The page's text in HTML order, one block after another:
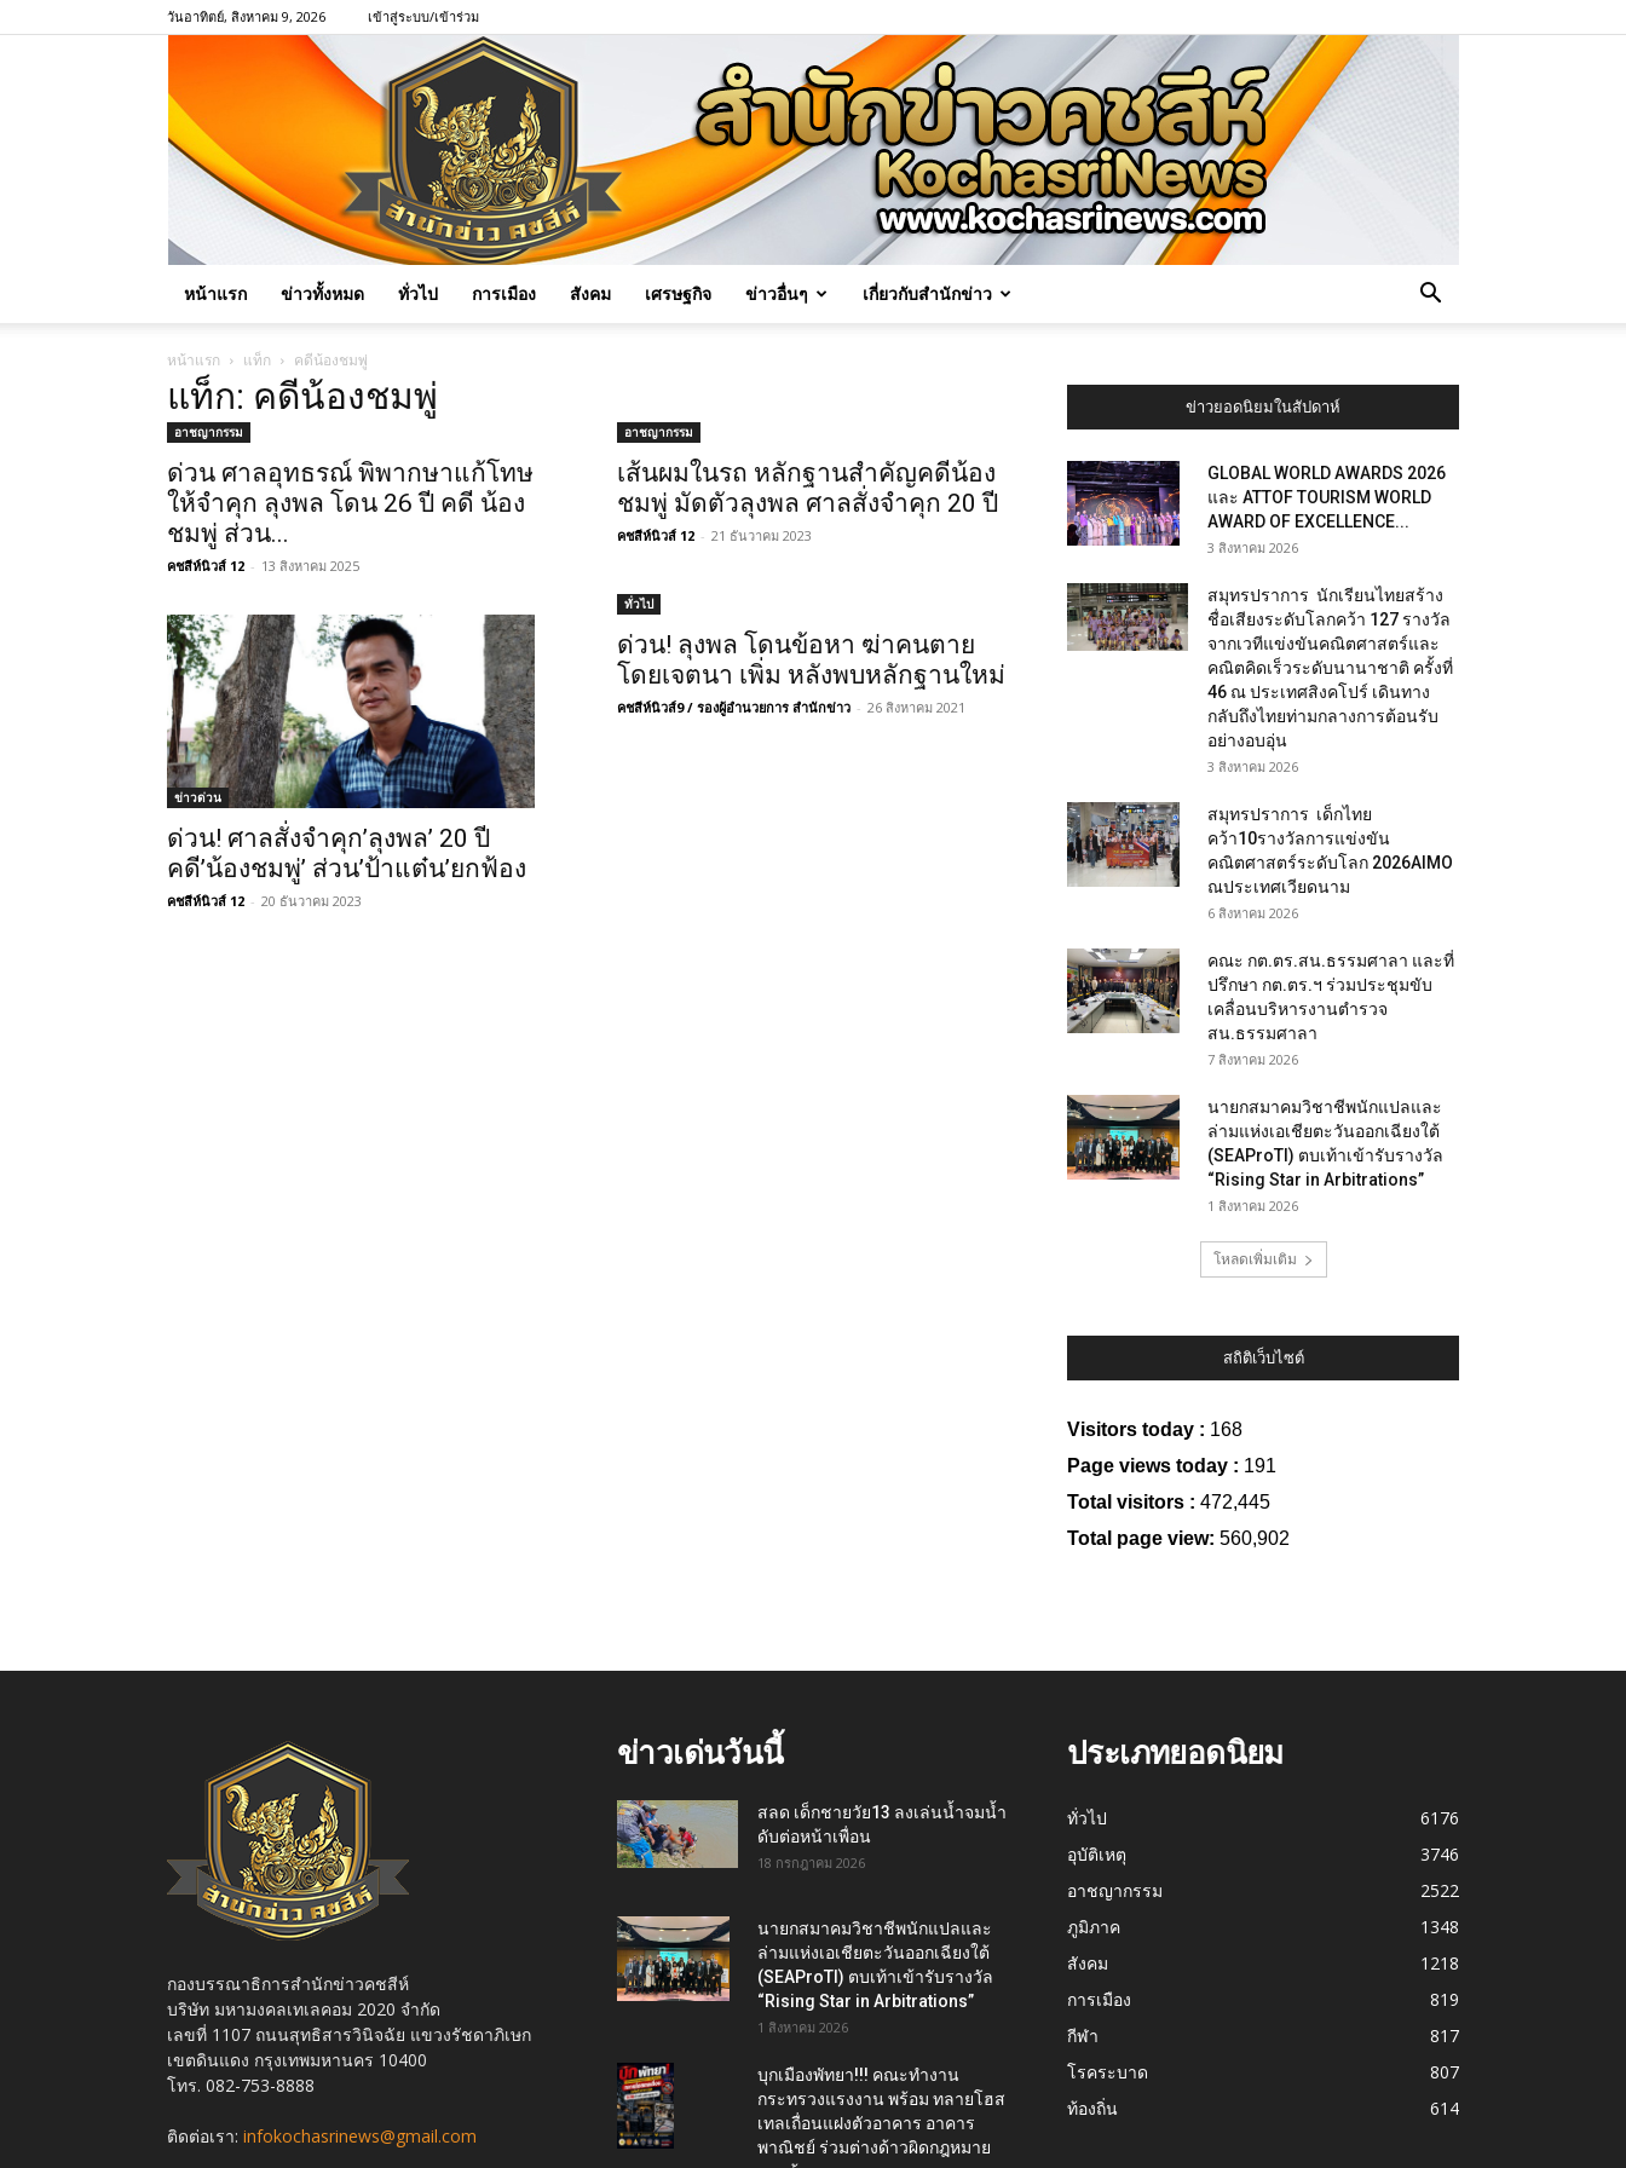
วันอาทิตย์, สิงหาคม 9, 2026 เข้าสู่ระบบ/เข้าร่วม
News
หน้าแรก ข่าวทั้งหมด ทั่วไป การเมือง สังคม เศรษฐกิจ ข่าวอื่นๆ เกี่ยวกับสำนักข่าว
หน้าแรก แท็ก คดีน้องชมพู่
แท็ก: คดีน้องชมพู่
อาชญากรรม
ด่วน ศาลอุทธรณ์ พิพากษาแก้โทษ
ให้จำคุก ลุงพล โดน 26 ปี คดี น้อง
ชมพู่ ส่วน...
คชสีห์นิวส์ 12 - 13 สิงหาคม 2025
อาชญากรรม
เส้นผมในรถ หลักฐานสำคัญคดีน้อง
ชมพู่ มัดตัวลุงพล ศาลสั่งจำคุก 20 ปี
คชสีห์นิวส์ 12 - 21 ธันวาคม 2023
ข่าวด่วน
ด่วน! ศาลสั่งจำคุก’ลุงพล’ 20 ปี
คดี’น้องชมพู่’ ส่วน’ป้าแต๋น’ยกฟ้อง
คชสีห์นิวส์ 12 - 20 ธันวาคม 2023
ทั่วไป
ด่วน! ลุงพล โดนข้อหา ฆ่าคนตาย
โดยเจตนา เพิ่ม หลังพบหลักฐานใหม่
คชสีห์นิวส์9 / รองผู้อำนวยการ สำนักข่าว - 26 สิงหาคม 2021
ข่าวยอดนิยมในสัปดาห์
GLOBAL WORLD AWARDS 2026
และ ATTOF TOURISM WORLD
AWARD OF EXCELLENCE...
3 สิงหาคม 2026
สมุทรปราการ นักเรียนไทยสร้าง
ชื่อเสียงระดับโลกคว้า 127 รางวัล
จากเวทีแข่งขันคณิตศาสตร์และ
คณิตคิดเร็วระดับนานาชาติ ครั้งที่
46 ณ ประเทศสิงคโปร์ เดินทาง
กลับถึงไทยท่ามกลางการต้อนรับ
อย่างอบอุ่น
3 สิงหาคม 2026
สมุทรปราการ เด็กไทย
คว้า10รางวัลการแข่งขัน
คณิตศาสตร์ระดับโลก 2026AIMO
ณประเทศเวียดนาม
6 สิงหาคม 2026
คณะ กต.ตร.สน.ธรรมศาลา และที่
ปรึกษา กต.ตร.ฯ ร่วมประชุมขับ
เคลื่อนบริหารงานตำรวจ
สน.ธรรมศาลา
7 สิงหาคม 2026
นายกสมาคมวิชาชีพนักแปลและ
ล่ามแห่งเอเชียตะวันออกเฉียงใต้
(SEAProTI) ตบเท้าเข้ารับรางวัล
“Rising Star in Arbitrations”
1 สิงหาคม 2026
โหลดเพิ่มเติม
สถิติเว็บไซต์
Visitors today : 168
Page views today : 191
Total visitors : 472,445
Total page view: 560,902
กองบรรณาธิการสำนักข่าวคชสีห์
บริษัท มหามงคลเทเลคอม 2020 จำกัด
เลขที่ 1107 ถนนสุทธิสารวินิจฉัย แขวงรัชดาภิเษก
เขตดินแดง กรุงเทพมหานคร 10400
โทร. 082-753-8888
ติดต่อเรา: infokochasrinews@gmail.com
ข่าวเด่นวันนี้
สลด เด็กชายวัย13 ลงเล่นน้ำจมน้ำ
ดับต่อหน้าเพื่อน
18 กรกฎาคม 2026
นายกสมาคมวิชาชีพนักแปลและ
ล่ามแห่งเอเชียตะวันออกเฉียงใต้
(SEAProTI) ตบเท้าเข้ารับรางวัล
“Rising Star in Arbitrations”
1 สิงหาคม 2026
บุกเมืองพัทยา!!! คณะทำงาน
กระทรวงแรงงาน พร้อม ทลายโฮส
เทลเถื่อนแฝงตัวอาคาร อาคาร
พาณิชย์ ร่วมต่างด้าวผิดกฎหมาย
ประเภทยอดนิยม
ทั่วไป
6176
อุบัติเหตุ
3746
อาชญากรรม
2522
ภูมิภาค
1348
สังคม
1218
การเมือง
819
กีฬา
817
โรคระบาด
807
ท้องถิ่น
614